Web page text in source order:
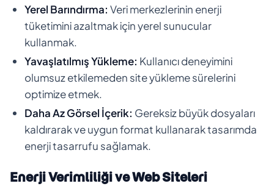
Yerel Barındırma: Veri merkezlerinin enerji
tüketimini azaltmak için yerel sunucular
kullanmak.
Yavaşlatılmış Yükleme: Kullanıcı deneyimini
olumsuz etkilemeden site yükleme sürelerini
optimize etmek.
Daha Az Görsel İçerik: Gereksiz büyük dosyaları
kaldırarak ve uygun format kullanarak tasarımda
enerji tasarrufu sağlamak.
Enerji Verimliliği ve Web Siteleri